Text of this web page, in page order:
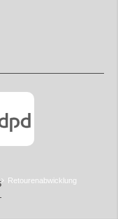
Retourenabwicklung